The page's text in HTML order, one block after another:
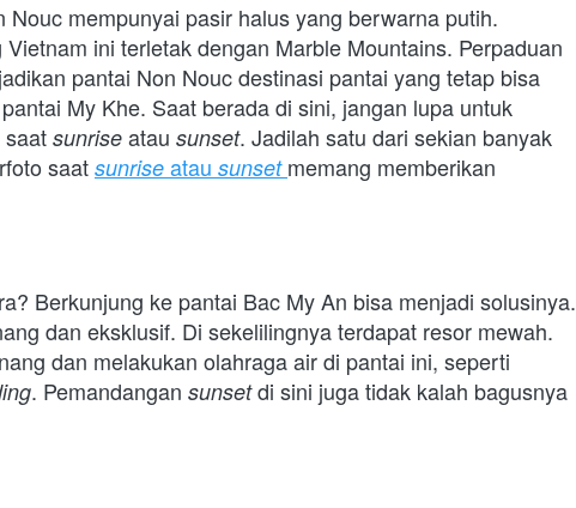
mempunyai pasir halus yang berwarna putih.
ini terletak dengan Marble Mountains. Perpaduan
pantai Non Nouc destinasi pantai yang tetap bisa
My Khe. Saat berada di sini, jangan lupa untuk
saat sunrise atau sunset. Jadilah satu dari sekian banyak
saat sunrise atau sunset memang memberikan
Berkunjung ke pantai Bac My An bisa menjadi solusinya.
dan eksklusif. Di sekelilingnya terdapat resor mewah.
dan melakukan olahraga air di pantai ini, seperti
. Pemandangan sunset di sini juga tidak kalah bagusnya